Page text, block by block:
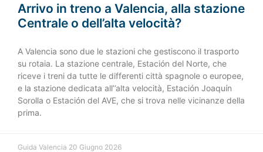
Arrivo in treno a Valencia, alla stazione
Centrale o dell’alta velocità?
A Valencia sono due le stazioni che gestiscono il trasporto
su rotaia. La stazione centrale, Estación del Norte, che
riceve i treni da tutte le differenti città spagnole o europee,
e la stazione dedicata all’’alta velocità, Estación Joaquín
Sorolla o Estación del AVE, che si trova nelle vicinanze della
prima.
Guida Valencia 20 Giugno 2026